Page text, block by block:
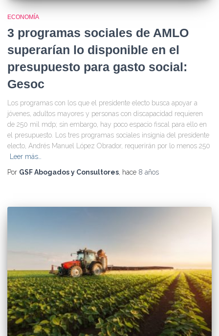
ECONOMÍA
3 programas sociales de AMLO
superarían lo disponible en el
presupuesto para gasto social:
Gesoc
Los programas con los que el presidente electo busca apoyar a
jóvenes, adultos mayores y personas con discapacidad requieren
de 250 mil mdp; sin embargo, hay poco espacio fiscal para ello en
el presupuesto. Los tres programas sociales insignia del presidente
electo, Andrés Manuel López Obrador, requerirán por lo menos 250
Leer más…
Por GSF Abogados y Consultores, hace 8 años